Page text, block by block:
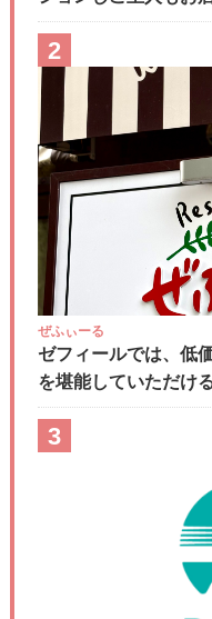
2
ぜふぃーる
ゼフィールでは、低
を堪能していただけ
3